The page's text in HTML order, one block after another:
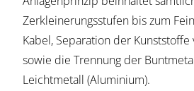
Zerkleinerungsstufen bis zum
Kabel, Separation der
sowie die Trennung der
Leichtmetall (Aluminium).